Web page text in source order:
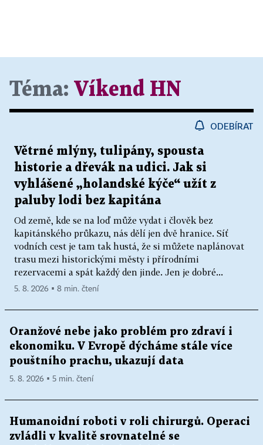
Téma: Víkend HN
ODEBÍRAT
Větrné mlýny, tulipány, spousta
historie a dřevák na udici. Jak si
vyhlášené „holandské kýče“ užít z
paluby lodi bez kapitána
Od země, kde se na loď může vydat i člověk bez
kapitánského průkazu, nás dělí jen dvě hranice. Síť
vodních cest je tam tak hustá, že si můžete naplánovat
trasu mezi historickými městy i přírodními
rezervacemi a spát každý den jinde. Jen je dobré...
5. 8. 2026 ▪ 8 min. čtení
Oranžové nebe jako problém pro zdraví i
ekonomiku. V Evropě dýcháme stále více
pouštního prachu, ukazují data
5. 8. 2026 ▪ 5 min. čtení
Humanoidní roboti v roli chirurgů. Operaci
zvládli v kvalitě srovnatelné se